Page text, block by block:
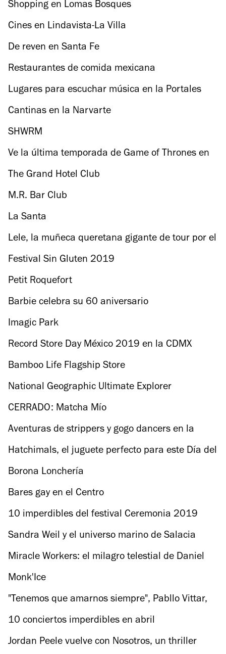
Shopping en Lomas Bosques
Cines en Lindavista-La Villa
De reven en Santa Fe
Restaurantes de comida mexicana
contemporánea en el DF
Lugares para escuchar música en la Portales
Cantinas en la Narvarte
SHWRM
Ve la última temporada de Game of Thrones en
Bizarro Café
The Grand Hotel Club
M.R. Bar Club
La Santa
Lele, la muñeca queretana gigante de tour por el
mundo
Festival Sin Gluten 2019
Petit Roquefort
Barbie celebra su 60 aniversario
Imagic Park
Record Store Day México 2019 en la CDMX
Bamboo Life Flagship Store
National Geographic Ultimate Explorer
CERRADO: Matcha Mío
Aventuras de strippers y gogo dancers en la
CDMX
Hatchimals, el juguete perfecto para este Día del
Niño
Borona Lonchería
Bares gay en el Centro
10 imperdibles del festival Ceremonia 2019
Sandra Weil y el universo marino de Salacia
Miracle Workers: el milagro telestial de Daniel
Radcliffe y Steve Buscemi
Monk'Ice
"Tenemos que amarnos siempre", Pabllo Vittar,
la drag más famosa de Brasil
10 conciertos imperdibles en abril
Jordan Peele vuelve con Nosotros, un thriller